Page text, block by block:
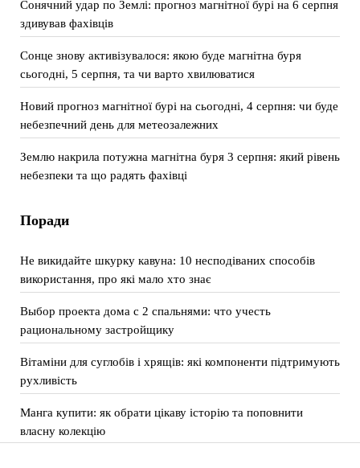
Сонячний удар по Землі: прогноз магнітної бурі на 6 серпня
здивував фахівців
Сонце знову активізувалося: якою буде магнітна буря
сьогодні, 5 серпня, та чи варто хвилюватися
Новий прогноз магнітної бурі на сьогодні, 4 серпня: чи буде
небезпечний день для метеозалежних
Землю накрила потужна магнітна буря 3 серпня: який рівень
небезпеки та що радять фахівці
Поради
Не викидайте шкурку кавуна: 10 несподіваних способів
використання, про які мало хто знає
Выбор проекта дома с 2 спальнями: что учесть
рациональному застройщику
Вітаміни для суглобів і хрящів: які компоненти підтримують
рухливість
Манга купити: як обрати цікаву історію та поповнити
власну колекцію